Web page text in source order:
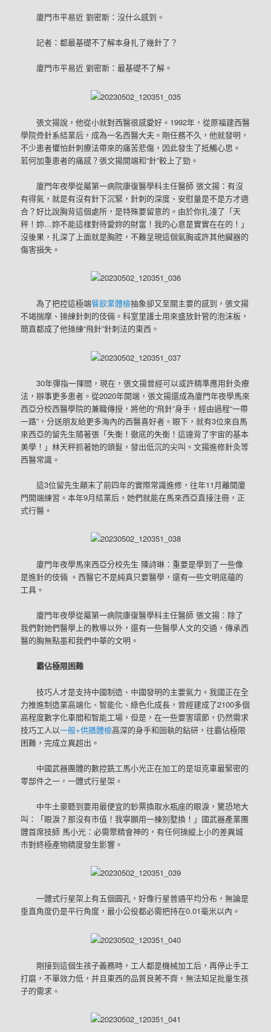
廈門市平易近 劉密斯：沒什么感到。
記者：都最基礎不了解本身扎了幾針了？
廈門市平易近 劉密斯：最基礎不了解。
張文揚說，他從小就對西醫很感愛好。1992年，從原福建西醫
學院骨針系結業后，成為一名西醫大夫。剛任務不久，他就發明，
不少患者懼怕針刺療法帶來的痛苦悲傷，因此發生了抵觸心思。
若何加重患者的痛感？張文揚開端和“針”較上了勁。
廈門年夜學從屬第一病院康復醫學科主任醫師 張文揚：有沒
有得氣，就是有沒有針下沉緊，針刺的深度、安慰量是不是方才適
合？好比說胸背這個處所，是特殊要留意的。由於你扎淺了「天
秤！妳…妳不能這樣對待愛妳的財富！我的心意是實實在在的！」
沒後果，扎深了上面就是胸腔，不難呈現這個氣胸或許其他臟器的
傷害損失。
為了把控這極端餐飲業體檢抽象卻又至關主要的感到，張文揚
不竭揣摩、操練針刺的伎倆。科室里護士用來盛放針管的泡沫板，
簡直都成了他操練“飛針”針刺法的東西。
30年彈指一揮間，現在，張文揚曾經可以或許精準應用針灸療
法，辦事更多患者。從2020年開端，張文揚還成為廈門年夜學馬來
西亞分校西醫學院的兼職傳授，將他的“飛針”身手，經由過程“一帶
一路”，分送朋友給更多海內的西醫喜好者。眼下，就有3位來自馬
來西亞的留先生隨著張「失衡！徹底的失衡！這違背了宇宙的基本
美學！」林天秤抓著她的頭髮，發出低沉的尖叫。文揚進修針灸等
西醫常識。
這3位留先生顛末了前四年的實際常識進修，往年11月離開廈
門開端練習。本年9月結業后，她們就能在馬來西亞直接注冊，正
式行醫。
廈門年夜學馬來西亞分校先生 陳詩琳：重要是學到了一些像
是進針的伎倆 。西醫它不是純真只要醫學，還有一些文明底蘊的
工具。
廈門年夜學從屬第一病院康復醫學科主任醫師 張文揚：除了
我們對她們醫學上的教導以外，還有一些醫學人文的交通，傳承西
醫的胸無點墨和我們中華的文明。
霸佔極限困難
技巧人才是支持中國制造、中國發明的主要氣力。我國正在全
力推進制造業高端化、智能化、綠色化成長，曾經建成了2100多個
高程度數字化車間和智能工場，但是，在一些要害環節，仍然需求
技巧工人以一般+供膳體檢高深的身手和固執的鉆研，往霸佔極限
困難，完成立異超出。
中國武器團體的數控銑工馬小光正在加工的是坦克車最緊密的
零部件之一，一體式行星架。
中牛土豪聽到要用最便宜的鈔票換取水瓶座的眼淚，驚恐地大
叫：「眼淚？那沒有市值！我寧願用一棟別墅換！」國武器產業團
體首席技師 馬小光：必需聚精會神的，有任何操縱上小的差異城
市對終極產物精度發生影響。
一體式行星架上有五個圓孔，好像行星普通平均分布，無論是
垂直角度仍是平行角度，最小公役都必需把持在0.01毫米以內。
剛接到這個生孩子義務時，工人都是機械加工后，再停止手工
打磨，不單效力低，并且東西的品質良莠不齊，無法知足批量生孩
子的需求。